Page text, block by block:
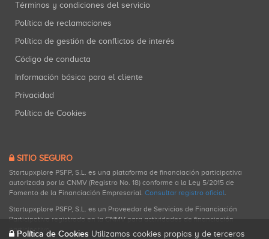
Términos y condiciones del servicio
Política de reclamaciones
Política de gestión de conflictos de interés
Código de conducta
Información básica para el cliente
Privacidad
Política de Cookies
SITIO SEGURO
Startupxplore PSFP, S.L. es una plataforma de financiación participativa
autorizada por la CNMV (Registro No. 18) conforme a la Ley 5/2015 de
Fomento de la Financiación Empresarial. Consultar registro oficial.
Startupxplore PSFP, S.L. es un Proveedor de Servicios de Financiación
Participativa registrado en la CNMV para actividades de financiación
participativa.
Política de Cookies Utilizamos cookies propias y de terceros